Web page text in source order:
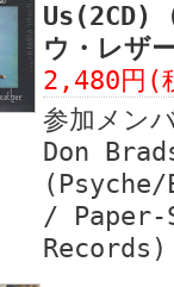
Us(2CD)
ウ・レザ
2,480円(
参加メン
Don
/ Paper-
Records)